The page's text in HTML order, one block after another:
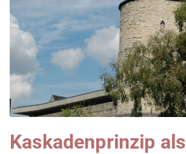
Kaskadenprinzip als